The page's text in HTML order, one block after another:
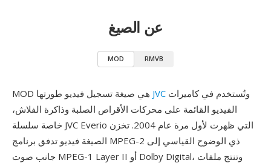
عن الصيغ
MOD RMVB
JVC
الفيديو القائمة على محركات الأقراص الصلبة وذاكرة الفلاش،
خاصة سلسلة JVC Everio التي ظهرت لأول مرة عام 2004. تخزن
الصيغة فيديو تدفق برنامج MPEG-2 ذي الوضوح القياسي إلى
جانب صوت MPEG-1 Layer II أو Dolby Digital، وتنتج ملفات